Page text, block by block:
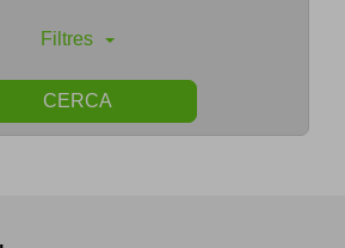
Filtres
CERCA